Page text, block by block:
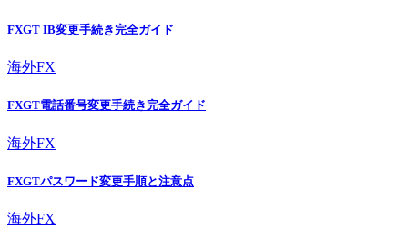
FXGT IB変更手続き完全ガイド
海外FX
FXGT電話番号変更手続き完全ガイド
海外FX
FXGTパスワード変更手順と注意点
海外FX